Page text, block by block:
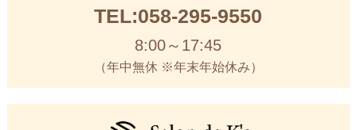
TEL:058-295-9550
8:00～17:45
（年中無休 ※年末年始休み）